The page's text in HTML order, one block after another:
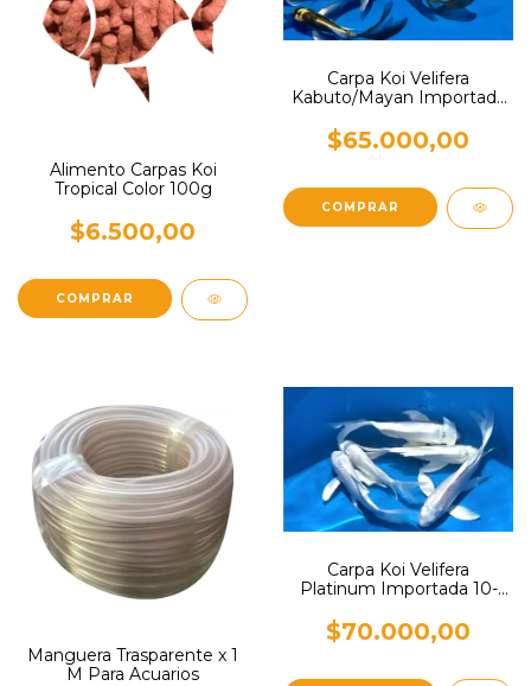
Alimento Carpas Koi
Tropical Color 100g
$6.500,00
Carpa Koi Velifera
Kabuto/Mayan Importada
$65.000,00
Manguera Trasparente x 1
M Para Acuarios
Carpa Koi Velifera
Platinum Importada 10-
$70.000,00